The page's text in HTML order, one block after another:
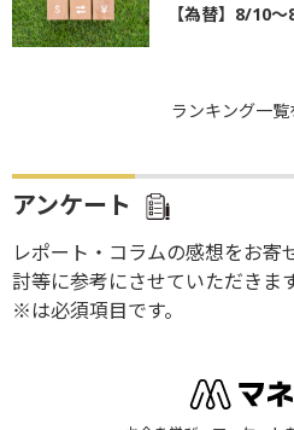
【為替】8/10
ランキング一覧
アンケート
レポート・コラムの感想をお寄
討等に参考にさせていただきます
※は必須項目です。